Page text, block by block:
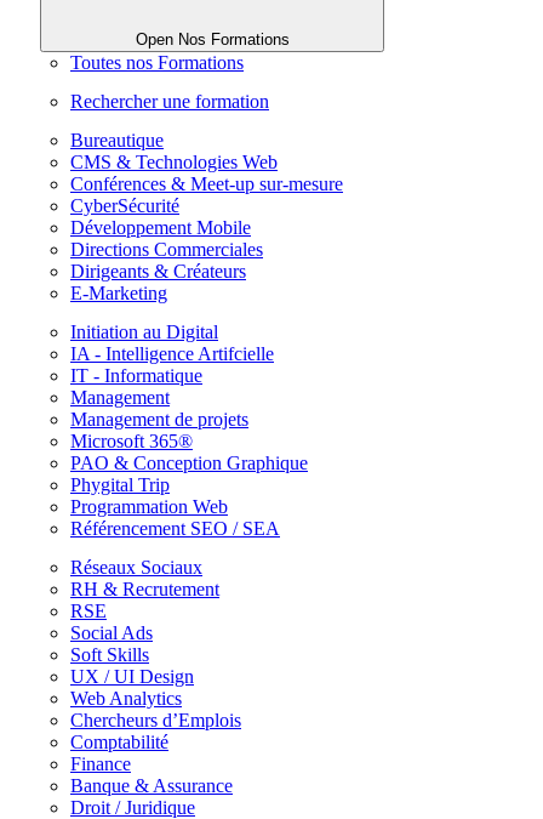
Open Nos Formations
Toutes nos Formations
Rechercher une formation
Bureautique
CMS & Technologies Web
Conférences & Meet-up sur-mesure
CyberSécurité
Développement Mobile
Directions Commerciales
Dirigeants & Créateurs
E-Marketing
Initiation au Digital
IA - Intelligence Artifcielle
IT - Informatique
Management
Management de projets
Microsoft 365®
PAO & Conception Graphique
Phygital Trip
Programmation Web
Référencement SEO / SEA
Réseaux Sociaux
RH & Recrutement
RSE
Social Ads
Soft Skills
UX / UI Design
Web Analytics
Chercheurs d’Emplois
Comptabilité
Finance
Banque & Assurance
Droit / Juridique